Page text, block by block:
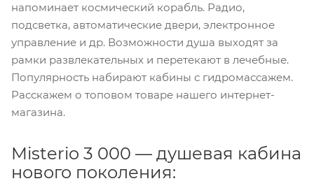
напоминает космический корабль. Радио,
подсветка, автоматические двери, электронное
управление и др. Возможности душа выходят за
рамки развлекательных и перетекают в лечебные.
Популярность набирают кабины с гидромассажем.
Расскажем о топовом товаре нашего интернет-
магазина.
Misterio 3 000 — душевая кабина
нового поколения: